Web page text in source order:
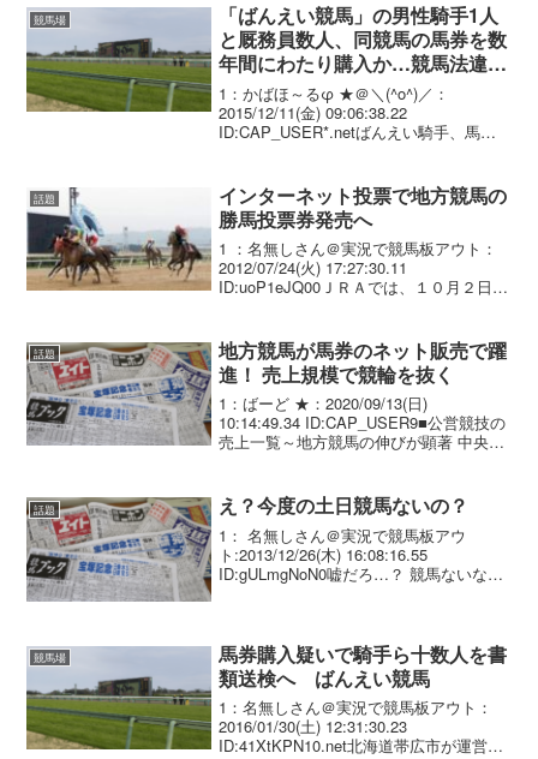
競馬場
「ばんえい競馬」の男性騎手1人
と厩務員数人、同競馬の馬券を数
年間にわたり購入か…競馬法違反
の疑い、本人らは否定
1：かばほ～るφ ★＠＼(^o^)／：
2015/12/11(金) 09:06:38.22
ID:CAP_USER*.netばんえい騎手、馬券
えい競馬で、男性騎手１人と厩...
話題
インターネット投票で地方競馬の
勝馬投票券発売へ
1 ：名無しさん＠実況で競馬板アウト：
2012/07/24(火) 17:27:30.11
ID:uoP1eJQ00ＪＲＡでは、１０月２日
勝馬投票券の発売等を行いますので...
話題
地方競馬が馬券のネット販売で躍
進！ 売上規模で競輪を抜く
1：ばーど ★：2020/09/13(日)
10:14:49.34 ID:CAP_USER9■公営競技の
売上一覧～地方競馬の伸びが顕著 中央競
具体的に2019年度（20...
話題 え？今度の土日競馬ないの？
1： 名無しさん＠実況で競馬板アウ
ト:2013/12/26(木) 16:08:16.55
ID:gULmgNoN0嘘だろ…？ 競馬ないなん
競馬場
馬券購入疑いで騎手ら十数人を書
類送検へ ばんえい競馬
1：名無しさん＠実況で競馬板アウト：
2016/01/30(土) 12:31:30.23
ID:41XtKPN10.net北海道帯広市が運営す